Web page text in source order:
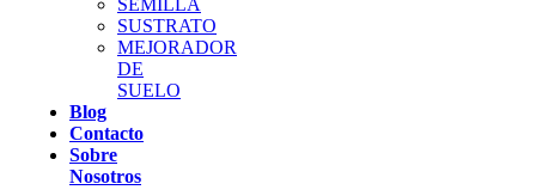
SEMILLA
SUSTRATO
MEJORADOR
DE
SUELO
Blog
Contacto
Sobre
Nosotros